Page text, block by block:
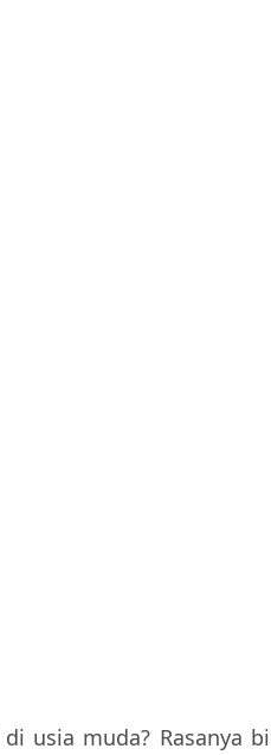
usia muda? Rasanya